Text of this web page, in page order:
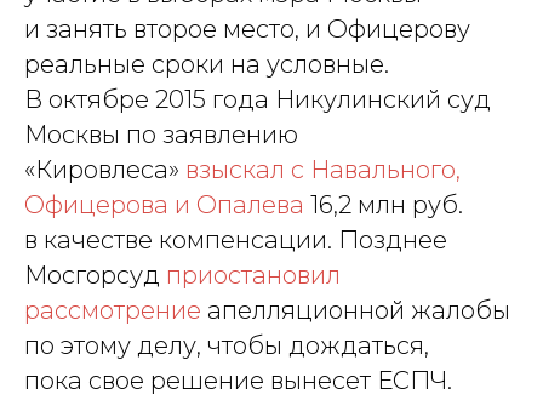
и занять второе место, и Офицерову
реальные сроки на условные.
В октябре 2015 года Никулинский суд
Москвы по заявлению
«Кировлеса» взыскал с Навального,
Офицерова и Опалева 16,2 млн руб.
в качестве компенсации. Позднее
Мосгорсуд приостановил
рассмотрение апелляционной жалобы
по этому делу, чтобы дождаться,
пока свое решение вынесет ЕСПЧ.